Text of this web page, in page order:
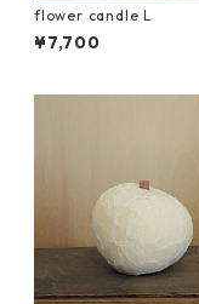
flower candle L
¥7,700